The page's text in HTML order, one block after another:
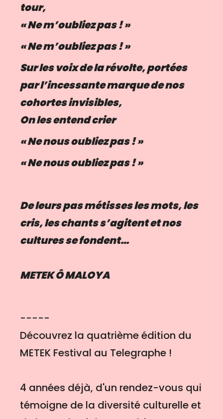
tour,
« Ne m’oubliez pas ! »
« Ne m’oubliez pas ! »
Sur les voix de la révolte, portées
par l’incessante marque de nos
cohortes invisibles,
On les entend crier
« Ne nous oubliez pas ! »
« Ne nous oubliez pas ! »
De leurs pas métisses les mots, les
cris, les chants s’agitent et nos
cultures se fondent…
METEK Ô MALOYA
-----
Découvrez la quatrième édition du
METEK Festival au Telegraphe !
4 années déjà, d'un rendez-vous qui
témoigne de la diversité culturelle et